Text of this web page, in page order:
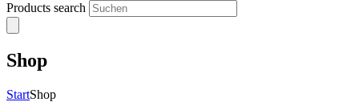
Products search
Shop
StartShop